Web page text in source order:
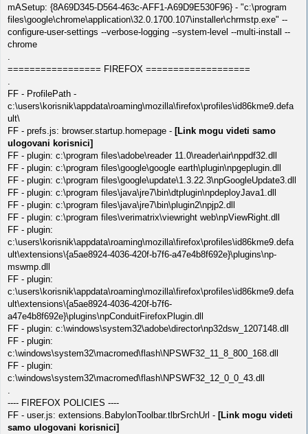
mASetup: {8A69D345-D564-463c-AFF1-A69D9E530F96} - "c:\program
files\google\chrome\application\32.0.1700.107\installer\chrmstp.exe" --
configure-user-settings --verbose-logging --system-level --multi-install --
chrome
.
================= FIREFOX ===================
.
FF - ProfilePath -
c:\users\korisnik\appdata\roaming\mozilla\firefox\profiles\id86kme9.defa
ult\
FF - prefs.js: browser.startup.homepage - [Link mogu videti samo
ulogovani korisnici]
FF - plugin: c:\program files\adobe\reader 11.0\reader\air\nppdf32.dll
FF - plugin: c:\program files\google\google earth\plugin\npgeplugin.dll
FF - plugin: c:\program files\google\update\1.3.22.3\npGoogleUpdate3.dll
FF - plugin: c:\program files\java\jre7\bin\dtplugin\npdeployJava1.dll
FF - plugin: c:\program files\java\jre7\bin\plugin2\npjp2.dll
FF - plugin: c:\program files\verimatrix\viewright web\npViewRight.dll
FF - plugin:
c:\users\korisnik\appdata\roaming\mozilla\firefox\profiles\id86kme9.defa
ult\extensions\{a5ae8924-4036-420f-b7f6-a47e4b8f692e}\plugins\np-
mswmp.dll
FF - plugin:
c:\users\korisnik\appdata\roaming\mozilla\firefox\profiles\id86kme9.defa
ult\extensions\{a5ae8924-4036-420f-b7f6-
a47e4b8f692e}\plugins\npConduitFirefoxPlugin.dll
FF - plugin: c:\windows\system32\adobe\director\np32dsw_1207148.dll
FF - plugin:
c:\windows\system32\macromed\flash\NPSWF32_11_8_800_168.dll
FF - plugin:
c:\windows\system32\macromed\flash\NPSWF32_12_0_0_43.dll
.
---- FIREFOX POLICIES ----
FF - user.js: extensions.BabylonToolbar.tlbrSrchUrl - [Link mogu videti
samo ulogovani korisnici]